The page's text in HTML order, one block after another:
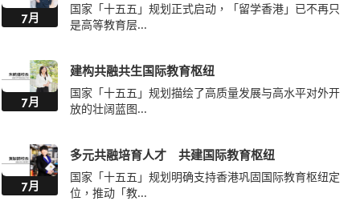
7月
国家「十五五」规划正式启动，「留学香港」已不再只
是高等教育层...
7月
建构共融共生国际教育枢纽
国家「十五五」规划描绘了高质量发展与高水平对外开
放的壮阔蓝图...
7月
多元共融培育人才 共建国际教育枢纽
国家「十五五」规划明确支持香港巩固国际教育枢纽定
位，推动「教...